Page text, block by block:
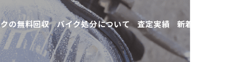
の無料回収 バイク処分について 査定実績 新着情報